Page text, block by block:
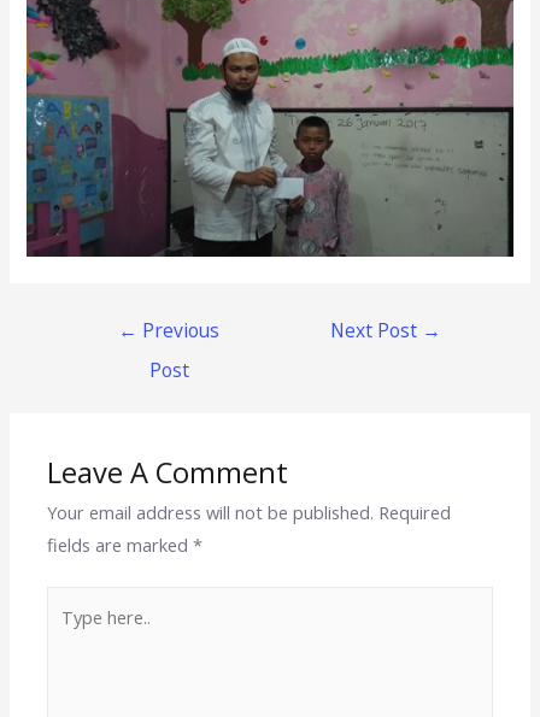
← Previous
Post
Next Post →
Leave A Comment
Your email address will not be published. Required
fields are marked*